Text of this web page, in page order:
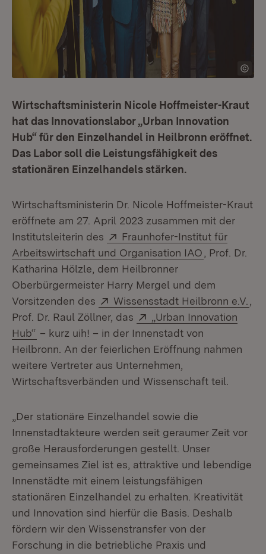
Wirtschaftsministerin Nicole Hoffmeister-Kraut
hat das Innovationslabor „Urban Innovation
Hub“ für den Einzelhandel in Heilbronn eröffnet.
Das Labor soll die Leistungsfähigkeit des
stationären Einzelhandels stärken.
Wirtschaftsministerin Dr. Nicole Hoffmeister-Kraut
eröffnete am 27. April 2023 zusammen mit der
Institutsleiterin des
Extern:
Fraunhofer-Institut für
Arbeitswirtschaft und Organisation IAO (Öffnet in
, Prof. Dr.
Katharina Hölzle, dem Heilbronner
Oberbürgermeister Harry Mergel und dem
Vorsitzenden des
Extern:
Wissensstadt Heilbronn e.V.
Prof. Dr. Raul Zöllner, das
Extern:
„Urban Innovation
Hub“ (Öffnet in neuem Fenster)
– kurz uih! – in der Innenstadt von
Heilbronn. An der feierlichen Eröffnung nahmen
weitere Vertreter aus Unternehmen,
Wirtschaftsverbänden und Wissenschaft teil.
„Der stationäre Einzelhandel sowie die
Innenstadtakteure werden seit geraumer Zeit vor
große Herausforderungen gestellt. Unser
gemeinsames Ziel ist es, attraktive und lebendige
Innenstädte mit einem leistungsfähigen
stationären Einzelhandel zu erhalten. Kreativität
und Innovation sind hierfür die Basis. Deshalb
fördern wir den Wissenstransfer von der
Forschung in die betriebliche Praxis und